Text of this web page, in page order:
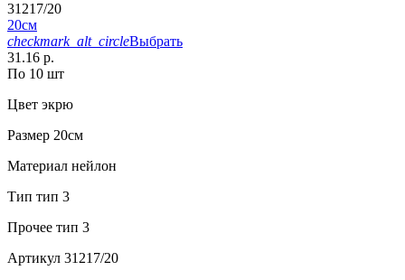
31217/20
20см
checkmark_alt_circleВыбрать
31.16 р.
По 10 шт
Цвет экрю
Размер 20см
Материал нейлон
Тип тип 3
Прочее тип 3
Артикул 31217/20